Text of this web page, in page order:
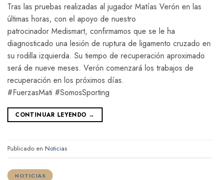
Tras las pruebas realizadas al jugador Matías Verón en las
últimas horas, con el apoyo de nuestro
patrocinador Medismart, confirmamos que se le ha
diagnosticado una lesión de ruptura de ligamento cruzado en
su rodilla izquierda. Su tiempo de recuperación aproximado
será de nueve meses. Verón comenzará los trabajos de
recuperación en los próximos días.
#FuerzasMati #SomosSporting
CONTINUAR LEYENDO →
Publicado en Noticias
NOTICIAS